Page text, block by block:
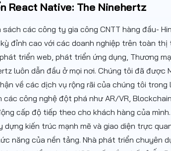
React Native: The Ninehertz